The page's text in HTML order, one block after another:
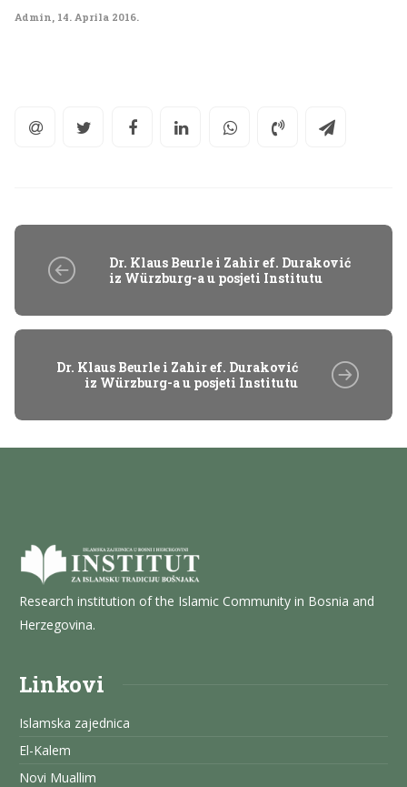
Admin, 14. Aprila 2016.
Dr. Klaus Beurle i Zahir ef. Duraković
iz Würzburg-a u posjeti Institutu
Dr. Klaus Beurle i Zahir ef. Duraković
iz Würzburg-a u posjeti Institutu
Research institution of the Islamic Community in Bosnia and
Herzegovina.
Linkovi
Islamska zajednica
El-Kalem
Novi Muallim